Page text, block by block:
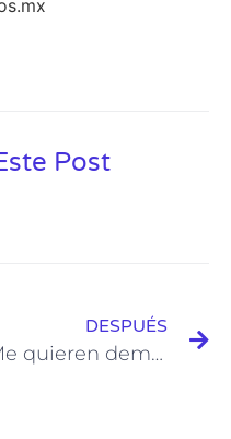
Post
DESPUÉS
Me quieren demandar por pensión alimenticia y no tengo trabajo